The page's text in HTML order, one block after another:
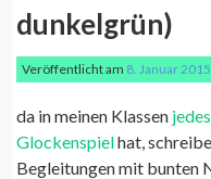
dunkelgrün)
Veröffentlicht am 8. Januar 2015
da in meinen Klassen
Glockenspielhat,
Begleitungen mit bunten